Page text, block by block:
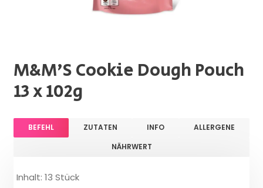
M&M'S Cookie Dough Pouch
13 x 102g
BEFEHL ZUTATEN INFO
ALLERGENE
NÄHRWERT
Inhalt: 13 Stück